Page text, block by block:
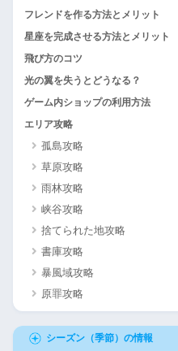
フレンドを作る方法とメリット
星座を完成させる方法とメリット
飛び方のコツ
光の翼を失うとどうなる？
ゲーム内ショップの利用方法
エリア攻略
孤島攻略
草原攻略
雨林攻略
峡谷攻略
捨てられた地攻略
書庫攻略
暴風域攻略
原罪攻略
シーズン（季節）の情報